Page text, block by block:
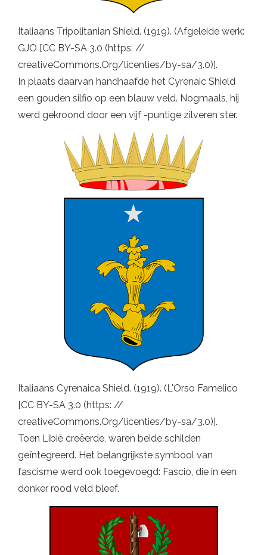
Italiaans Tripolitanian Shield. (1919). (Afgeleide werk:
GJO [CC BY-SA 3.0 (https: //
creativeCommons.Org/licenties/by-sa/3.0)].
In plaats daarvan handhaafde het Cyrenaic Shield
een gouden silfio op een blauw veld. Nogmaals, hij
werd gekroond door een vijf -puntige zilveren ster.
Italiaans Cyrenaica Shield. (1919). (L'Orso Famelico
[CC BY-SA 3.0 (https: //
creativeCommons.Org/licenties/by-sa/3.0)].
Toen Libië creëerde, waren beide schilden
geïntegreerd. Het belangrijkste symbool van
fascisme werd ook toegevoegd: Fascio, die in een
donker rood veld bleef.